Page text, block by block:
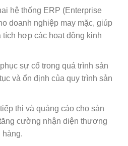
hệ thống ERP (Enterprise
doanh nghiệp may mặc, giúp
hợp các hoạt động kinh
sự cố trong quá trình sản
và ổn định của quy trình sản
thị và quảng cáo cho sản
cường nhận diện thương
hàng.